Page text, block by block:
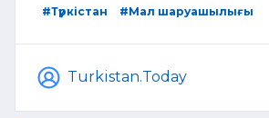
#Түркістан #Мал шаруашылығы
Turkistan.Today